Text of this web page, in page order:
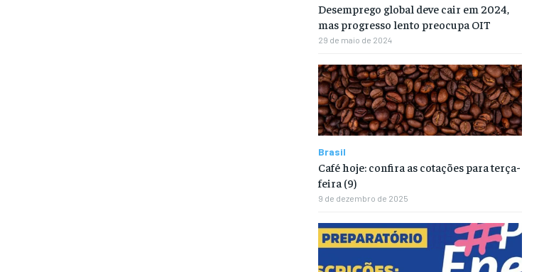
Desemprego global deve cair em 2024,
mas progresso lento preocupa OIT
29 de maio de 2024
Brasil
Café hoje: confira as cotações para terça-
feira (9)
9 de dezembro de 2025